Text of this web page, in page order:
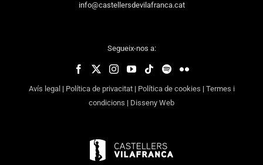
info@castellersdevilafranca.cat
Segueix-nos a:
Avís legal | Política de privacitat| Política de cookies | Termes i
condicions | Disseny Web